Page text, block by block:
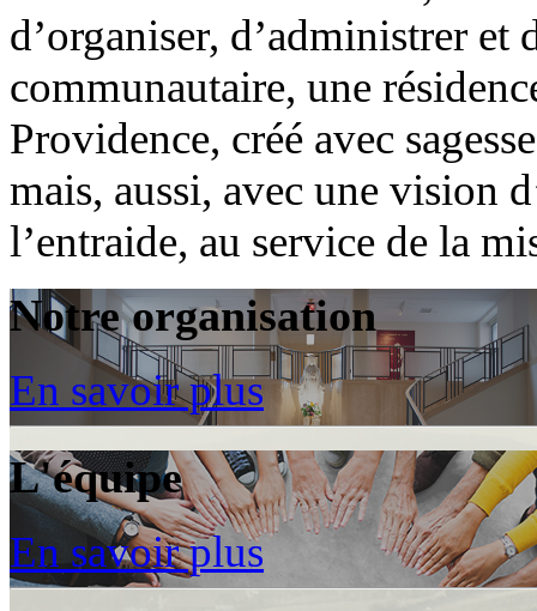
d’organiser, d’administrer
communautaire, une
Providence, créé avec
mais, aussi, avec une vision
l’entraide, au service de la
Notre organisation
En savoir plus
L'équipe
En savoir plus